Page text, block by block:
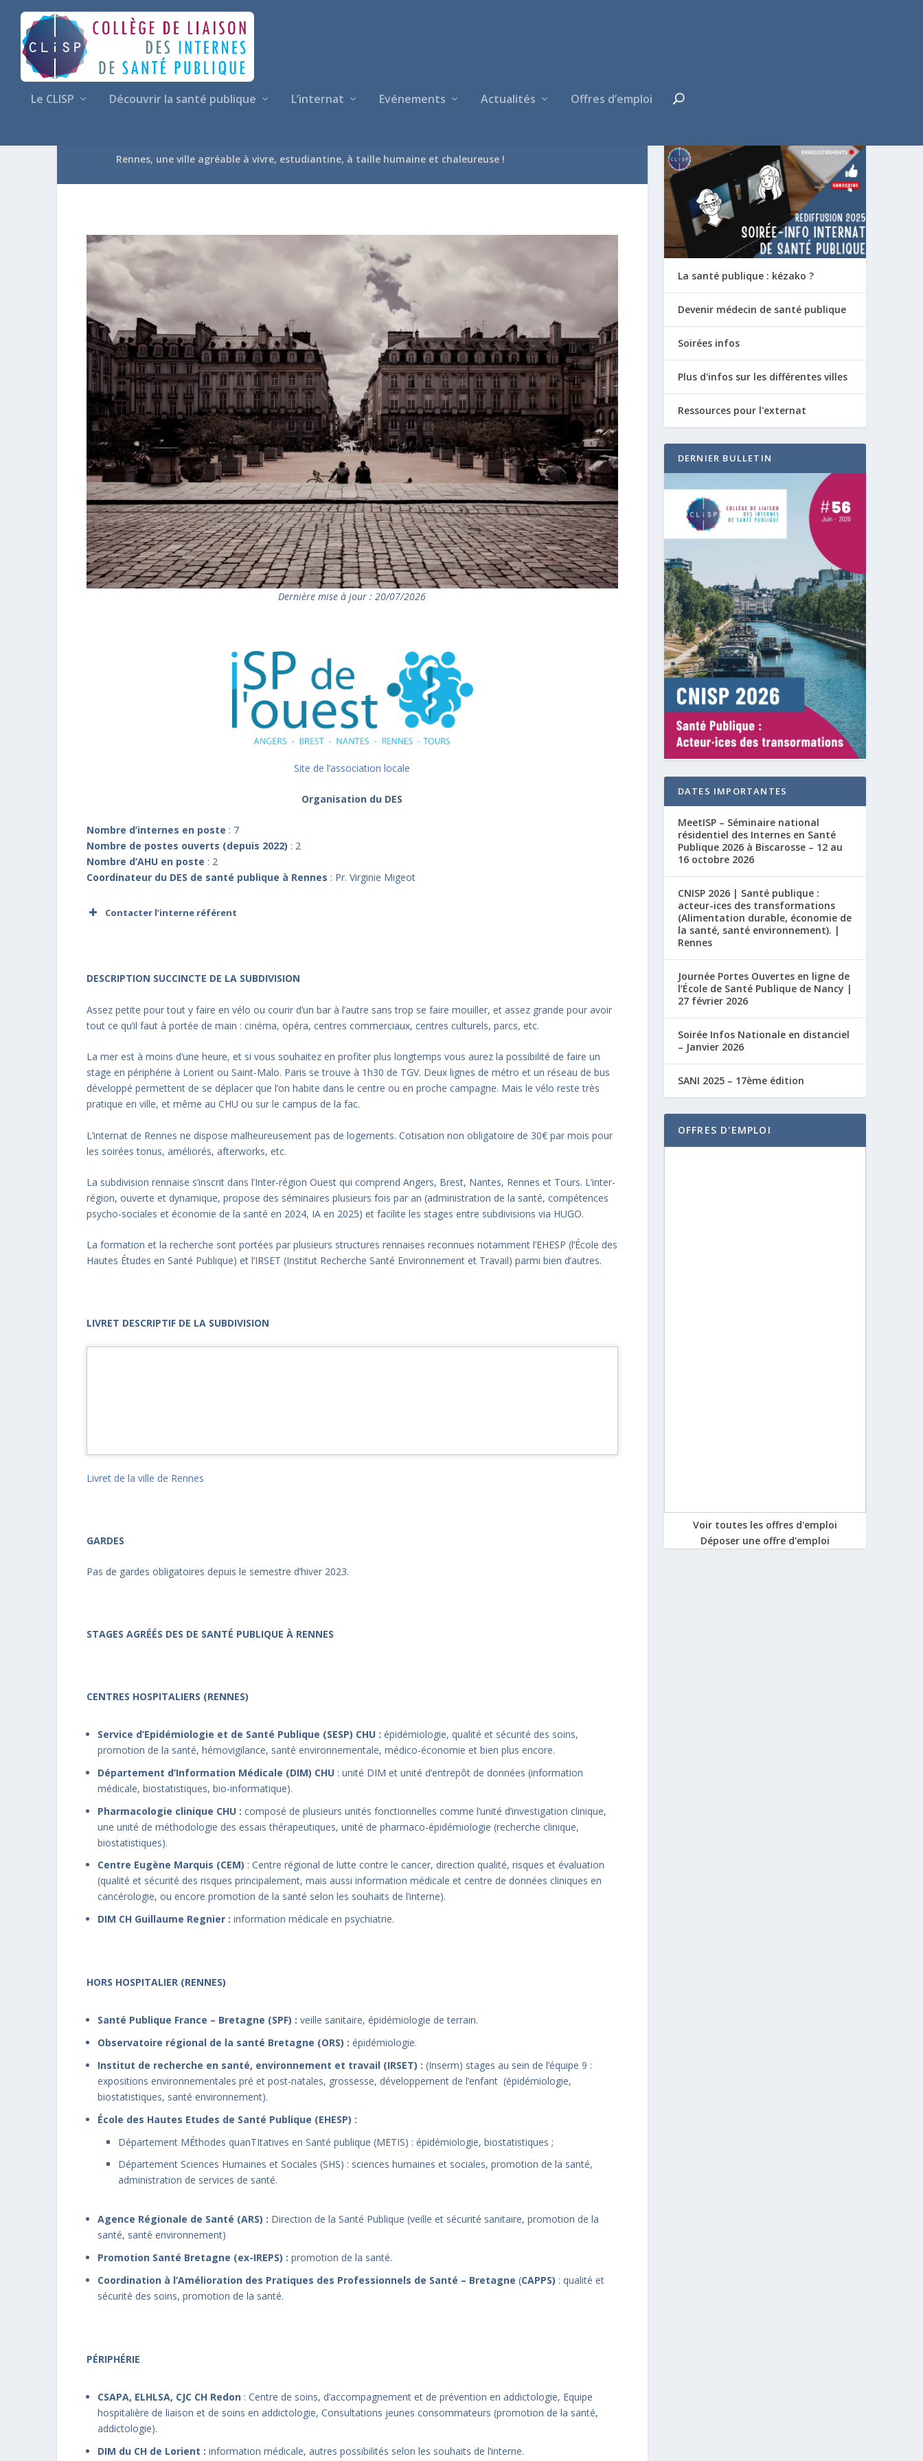
Le CLISP Découvrir la santé publique L’internat Evénements Actualités Offres d’emploi
Rennes, une ville agréable à vivre, estudiantine, à taille humaine et chaleureuse !
Dernière mise à jour : 20/07/2026
Site de l’association locale
Organisation du DES
Nombre d’internes en poste : 7
Nombre de postes ouverts (depuis 2022) : 2
Nombre d’AHU en poste : 2
Coordinateur du DES de santé publique à Rennes : Pr. Virginie Migeot
Contacter l’interne référent
Adresse de messagerie*
Message*
ENVOYER LE MESSAGE
DESCRIPTION SUCCINCTE DE LA SUBDIVISION
Assez petite pour tout y faire en vélo ou courir d’un bar à l’autre sans trop se faire mouiller, et assez grande pour avoir
tout ce qu’il faut à portée de main : cinéma, opéra, centres commerciaux, centres culturels, parcs, etc.
La mer est à moins d’une heure, et si vous souhaitez en profiter plus longtemps vous aurez la possibilité de faire un
stage en périphérie à Lorient ou Saint-Malo. Paris se trouve à 1h30 de TGV. Deux lignes de métro et un réseau de bus
développé permettent de se déplacer que l’on habite dans le centre ou en proche campagne. Mais le vélo reste très
pratique en ville, et même au CHU ou sur le campus de la fac.
L’internat de Rennes ne dispose malheureusement pas de logements. Cotisation non obligatoire de 30€ par mois pour
les soirées tonus, améliorés, afterworks, etc.
La subdivision rennaise s’inscrit dans l’Inter-région Ouest qui comprend Angers, Brest, Nantes, Rennes et Tours. L’inter-
région, ouverte et dynamique, propose des séminaires plusieurs fois par an (administration de la santé, compétences
psycho-sociales et économie de la santé en 2024, IA en 2025) et facilite les stages entre subdivisions via HUGO.
La formation et la recherche sont portées par plusieurs structures rennaises reconnues notamment l’EHESP (l’École des
Hautes Études en Santé Publique) et l’IRSET (Institut Recherche Santé Environnement et Travail) parmi bien d’autres.
LIVRET DESCRIPTIF DE LA SUBDIVISION
Livret de la ville de Rennes
GARDES
Pas de gardes obligatoires depuis le semestre d’hiver 2023.
STAGES AGRÉÉS DES DE SANTÉ PUBLIQUE À RENNES
CENTRES HOSPITALIERS (RENNES)
Service d’Epidémiologie et de Santé Publique (SESP) CHU : épidémiologie, qualité et sécurité des soins,
promotion de la santé, hémovigilance, santé environnementale, médico-économie et bien plus encore.
Département d’Information Médicale (DIM) CHU: unité DIM et unité d’entrepôt de données (information
médicale, biostatistiques, bio-informatique).
Pharmacologie clinique CHU : composé de plusieurs unités fonctionnelles comme l’unité d’investigation clinique,
une unité de méthodologie des essais thérapeutiques, unité de pharmaco-épidémiologie (recherche clinique,
biostatistiques).
Centre Eugène Marquis (CEM) : Centre régional de lutte contre le cancer, direction qualité, risques et évaluation
(qualité et sécurité des risques principalement, mais aussi information médicale et centre de données cliniques en
cancérologie, ou encore promotion de la santé selon les souhaits de l’interne).
DIM CH Guillaume Regnier : information médicale en psychiatrie.
HORS HOSPITALIER (RENNES)
Santé Publique France – Bretagne (SPF) : veille sanitaire, épidémiologie de terrain.
Observatoire régional de la santé Bretagne (ORS) : épidémiologie.
Institut de recherche en santé, environnement et travail (IRSET) : (Inserm) stages au sein de l’équipe 9 :
expositions environnementales pré et post-natales, grossesse, développement de l’enfant (épidémiologie,
biostatistiques, santé environnement).
École des Hautes Etudes de Santé Publique (EHESP) :
Département MÉthodes quanTItatives en Santé publique (METIS) : épidémiologie, biostatistiques ;
Département Sciences Humaines et Sociales (SHS) : sciences humaines et sociales, promotion de la santé,
administration de services de santé.
Agence Régionale de Santé (ARS) : Direction de la Santé Publique (veille et sécurité sanitaire, promotion de la
santé, santé environnement)
Promotion Santé Bretagne (ex-IREPS) : promotion de la santé.
Coordination à l’Amélioration des Pratiques des Professionnels de Santé – Bretagne (CAPPS) : qualité et
sécurité des soins, promotion de la santé.
PÉRIPHÉRIE
CSAPA, ELHLSA, CJC CH Redon: Centre de soins, d’accompagnement et de prévention en addictologie, Equipe
hospitalière de liaison et de soins en addictologie, Consultations jeunes consommateurs (promotion de la santé,
addictologie).
DIM du CH de Lorient : information médicale, autres possibilités selon les souhaits de l’interne.
La santé publique : kézako ?
Devenir médecin de santé publique
Soirées infos
Plus d'infos sur les différentes villes
Ressources pour l'externat
DERNIER BULLETIN
DATES IMPORTANTES
MeetISP – Séminaire national
résidentiel des Internes en Santé
Publique 2026 à Biscarosse – 12 au
16 octobre 2026
CNISP 2026 | Santé publique :
acteur-ices des transformations
(Alimentation durable, économie de
la santé, santé environnement). |
Rennes
Journée Portes Ouvertes en ligne de
l’École de Santé Publique de Nancy |
27 février 2026
Soirée Infos Nationale en distanciel
– Janvier 2026
SANI 2025 – 17ème édition
OFFRES D'EMPLOI
Voir toutes les offres d'emploi
Déposer une offre d'emploi